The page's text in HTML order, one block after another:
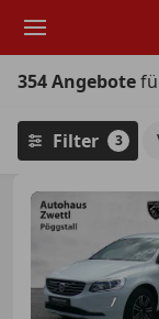
Hauptinhalt
354 Angebote
Filter 3